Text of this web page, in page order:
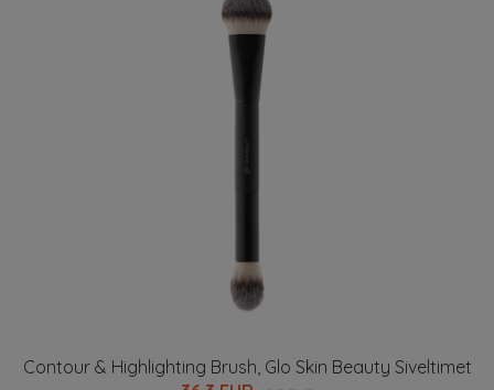
Contour & Highlighting Brush, Glo Skin Beauty Siveltimet